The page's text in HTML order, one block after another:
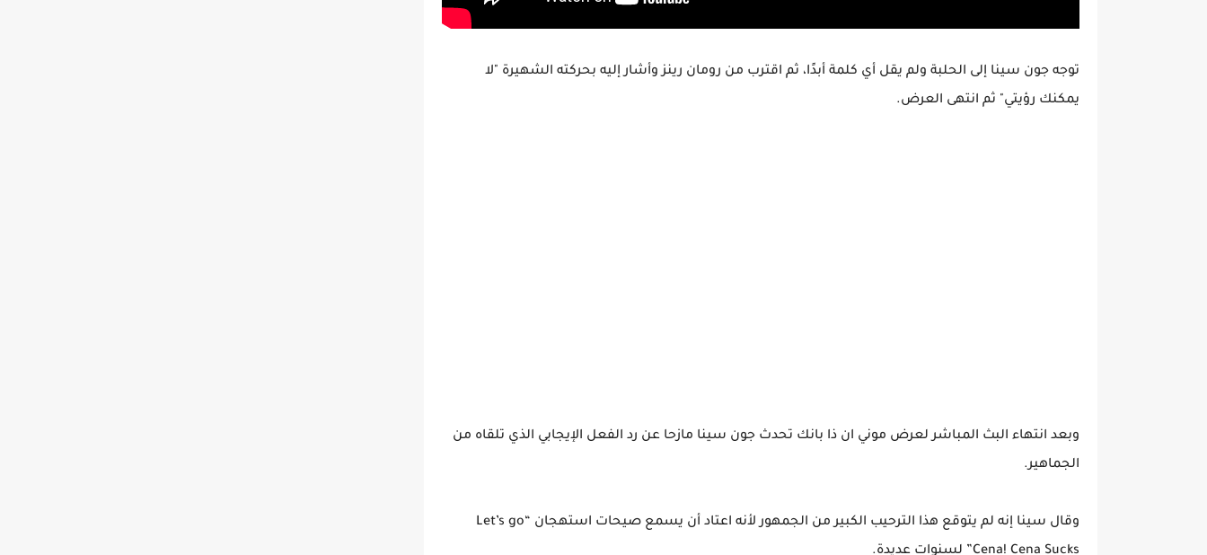
توجه جون سينا إلى الحلبة ولم يقل أي كلمة أبدًا، ثم اقترب من رومان رينز وأشار إليه بحركته الشهيرة "لا
يمكنك رؤيتي" ثم انتهى العرض.
وبعد انتهاء البث المباشر لعرض موني ان ذا بانك تحدث جون سينا مازحا عن رد الفعل الإيجابي الذي تلقاه من
الجماهير.
وقال سينا إنه لم يتوقع هذا الترحيب الكبير من الجمهور لأنه اعتاد أن يسمع صيحات استهجان “Let’s go
Cena! Cena Sucks” لسنوات عديدة.